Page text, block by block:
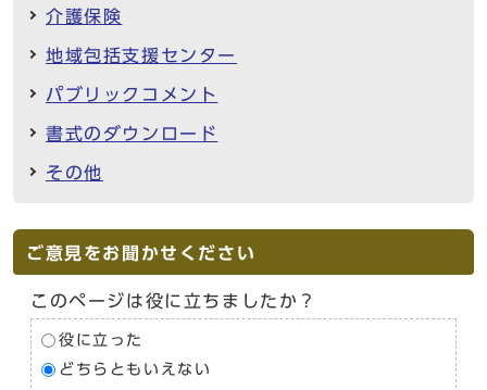
介護保険
地域包括支援センター
パブリックコメント
書式のダウンロード
その他
ご意見をお聞かせください
このページは役に立ちましたか？
役に立った
どちらともいえない